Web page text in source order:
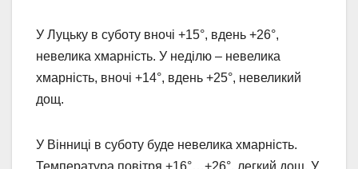
У Луцьку в суботу вночі +15°, вдень +26°,
невелика хмарність. У неділю – невелика
хмарність, вночі +14°, вдень +25°, невеликий
дощ.
У Вінниці в суботу буде невелика хмарність.
Температура повітря +16°…+26°, легкий дощ. У